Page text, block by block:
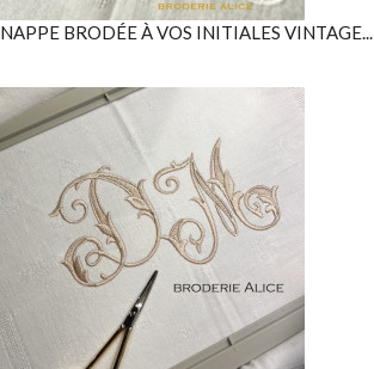
NAPPE BRODÉE À VOS INITIALES VINTAGE...